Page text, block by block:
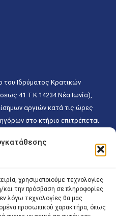
χρησιμοποιούμε τεχνολογίες
την πρόσβαση σε πληροφορίες
λόγω τεχνολογίες θα μας
προσωπικού χαρακτήρα, όπως
του Ιδρύματος Κρατικών
41 T.K.14234 Νέα Ιωνία),
αργιών κατά τις ώρες
στο κτήριο επιτρέπεται
κανέναν χρονικό ή άλλο
ειδικά στο γραφείο του
βάσει των
την αποφυγή συνωστισμού
και αναμονής του